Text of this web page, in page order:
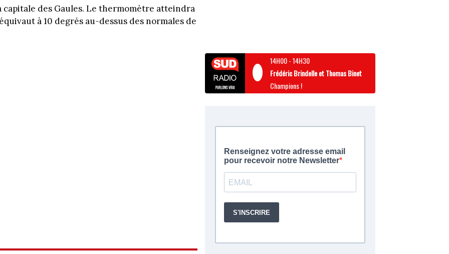
capitale des Gaules. Le thermomètre atteindra
à 10 degrés au-dessus des normales de
14H00-14H30
Frédéric Brindelle et Thomas Binet
Champions !